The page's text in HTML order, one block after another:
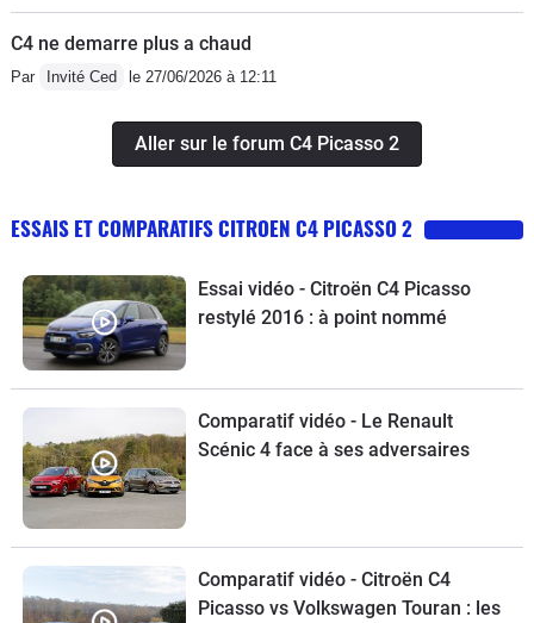
C4 ne demarre plus a chaud
Par Invité Ced le 27/06/2026 à 12:11
Aller sur le forum C4 Picasso 2
ESSAIS ET COMPARATIFS CITROEN C4 PICASSO 2
Essai vidéo - Citroën C4 Picasso
restylé 2016 : à point nommé
Comparatif vidéo - Le Renault
Scénic 4 face à ses adversaires
Comparatif vidéo - Citroën C4
Picasso vs Volkswagen Touran : les